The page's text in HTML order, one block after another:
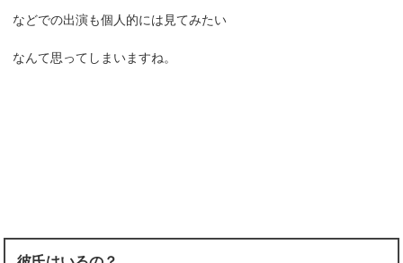
などでの出演も個人的には見てみたい
なんて思ってしまいますね。